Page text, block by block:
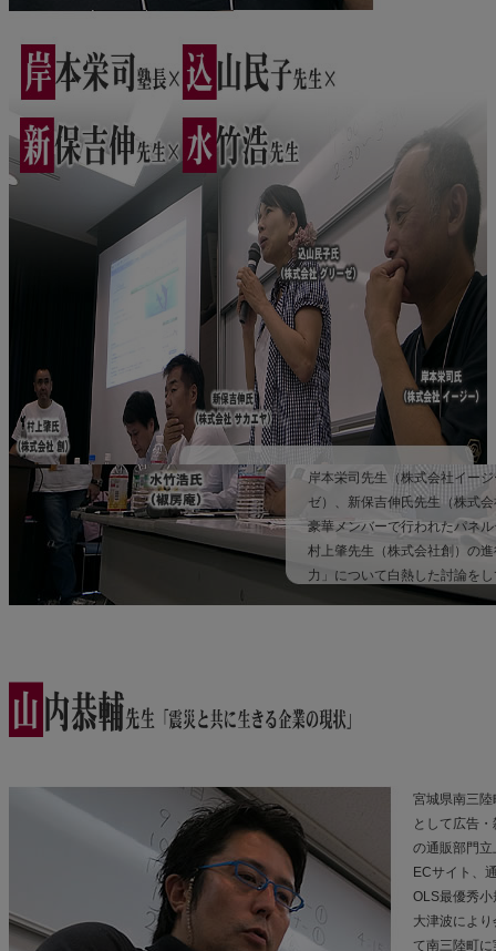
岸本栄司先生（株式会社イー
ゼ）、新保吉伸氏先生（株式
豪華メンバーで行われたパネ
村上肇先生（株式会社創）の
力」について白熱した討論を
宮城県南三
として広告
の通販部門
ECサイト、
OLS最優秀
大津波によ
て南三陸町